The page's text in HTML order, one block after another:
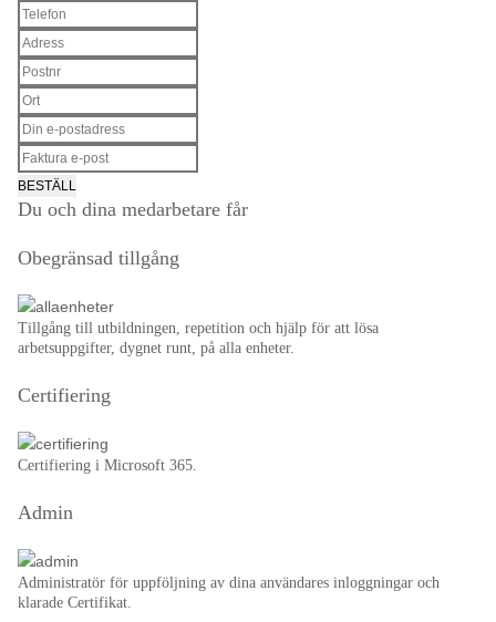
Du och dina medarbetare får
Obegränsad tillgång
Tillgång till utbildningen, repetition och hjälp för att lösa
arbetsuppgifter, dygnet runt, på alla enheter.
Certifiering
Certifiering i Microsoft 365.
Admin
Administratör för uppföljning av dina användares inloggningar och
klarade Certifikat.